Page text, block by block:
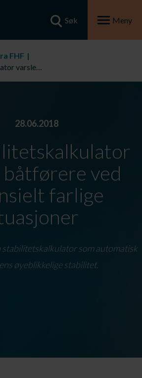
Søk Meny
FHF
Ny stabilitetskalkulator varsler båtførere ved potensielt farlige situasjoner
28.06.2018
ved
farlige
stabilitetskalkulator som automatisk
øyeblikkelige stabilitet.